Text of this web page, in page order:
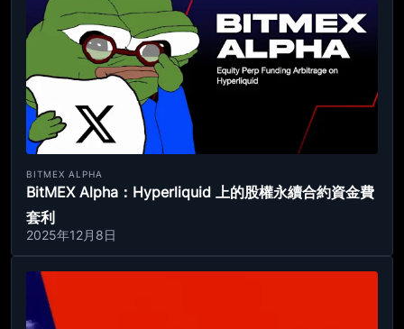
BITMEX ALPHA
BitMEX Alpha：Hyperliquid 上的股權永續合約資金費
套利
2025年12月8日